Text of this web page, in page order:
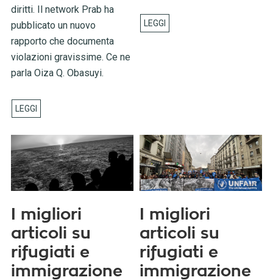
diritti. Il network Prab ha
pubblicato un nuovo
rapporto che documenta
violazioni gravissime. Ce ne
parla Oiza Q. Obasuyi.
I migliori
articoli su
rifugiati e
immigrazione
I migliori
articoli su
rifugiati e
immigrazione